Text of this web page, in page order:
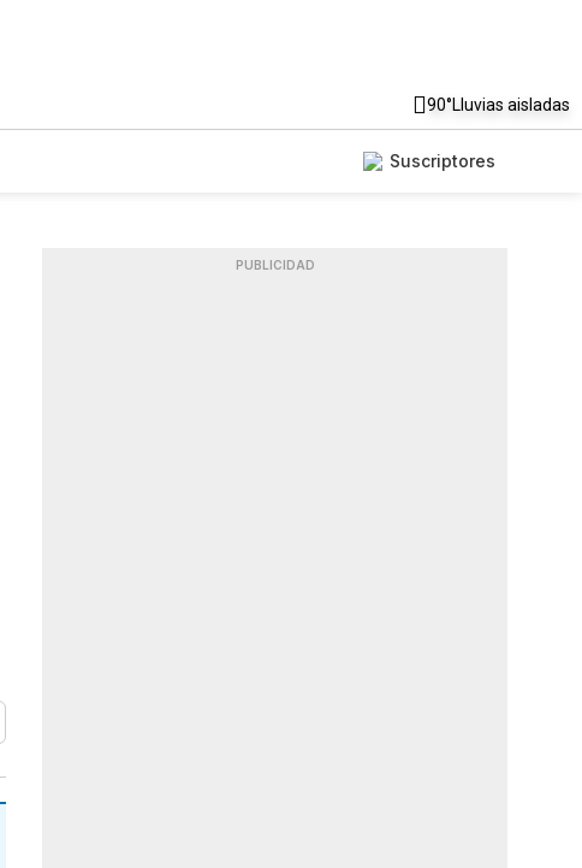
90°Lluvias aisladas
Suscriptores
PUBLICIDAD